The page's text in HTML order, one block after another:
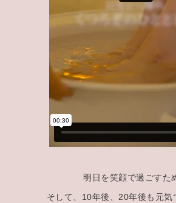
明日を笑顔で過ごすた
そして、10年後、20年後も元気